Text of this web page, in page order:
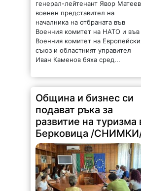
Военния комитет на НАТО и във
Военния комитет на Европейския
съюз и областният управител
Иван Каменов бяха сред...
подават ръка за
развитие на туризма в
Берковица /СНИМКИ/